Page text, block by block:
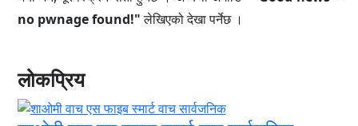
no pwnage found!"लेखिएकोदेखा पर्नेछ ।
लोकप्रिय